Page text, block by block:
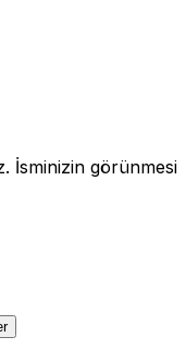
İsminizin görünmesi